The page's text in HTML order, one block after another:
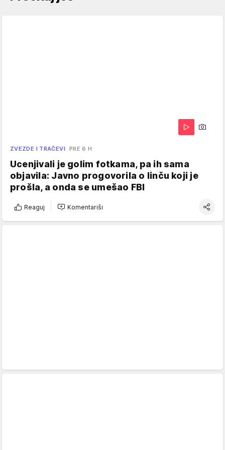
ZVEZDE I TRAČEVI PRE 6 H
Ucenjivali je golim fotkama, pa ih sama
objavila: Javno progovorila o linču koji je
prošla, a onda se umešao FBI
Reaguj Komentariši